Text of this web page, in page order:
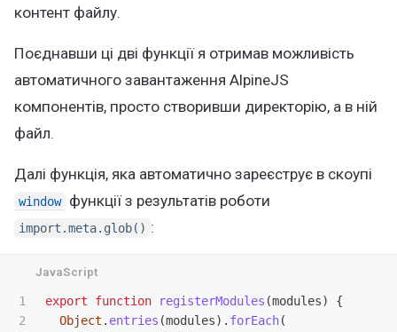
контент файлу.
Поєднавши ці дві функції я отримав можливість
автоматичного завантаження AlpineJS
компонентів, просто створивши директорію, а в ній
файл.
Далі функція, яка автоматично зареєструє в скоупі
window функції з результатів роботи
import.meta.glob() :
1
2
export function registerModules (modules)
{
Object . entries (modules). forEach(